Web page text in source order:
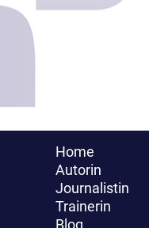
Home
Autorin
Journalistin
Trainerin
Blog